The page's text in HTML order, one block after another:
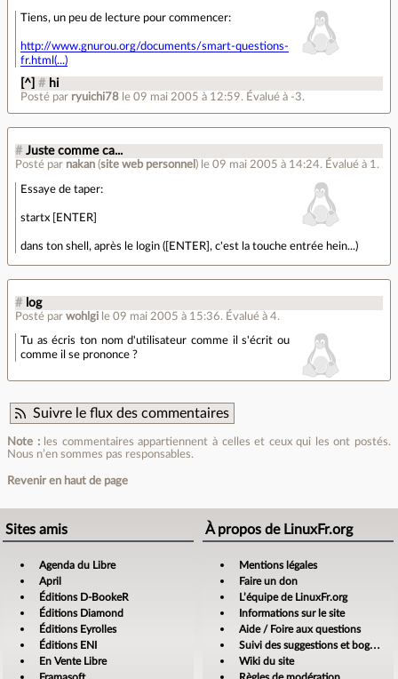
Tiens, un peu de lecture pour commencer:
http://www.gnurou.org/documents/smart-questions-
fr.html(...)
[^] # hi
Posté par ryuichi78 le 09 mai 2005 à 12:59. Évalué à -3.
# Juste comme ca...
Posté par nakan (site web personnel ) le 09 mai 2005 à 14:24. Évalué à 1 .
Essaye de taper:
startx [ENTER]
dans ton shell, après le login ([ENTER], c'est la touche entrée hein...)
# log
Posté par wohlgi le 09 mai 2005 à 15:36. Évalué à 4.
Tu as écris ton nom d'utilisateur comme il s'écrit ou
comme il se prononce ?
Suivre le flux des commentaires
Note :les commentaires appartiennent à celles et ceux qui les ont postés.
Nous n’en sommes pas responsables.
Revenir en haut de page
Sites amis
Agenda du Libre
April
Éditions D-BookeR
Éditions Diamond
Éditions Eyrolles
Éditions ENI
En Vente Libre
À propos de LinuxFr.org
Mentions légales
Faire un don
L’équipe de LinuxFr.org
Informations sur le site
Aide / Foire aux questions
Suivi des suggestions et bogues
Wiki du site